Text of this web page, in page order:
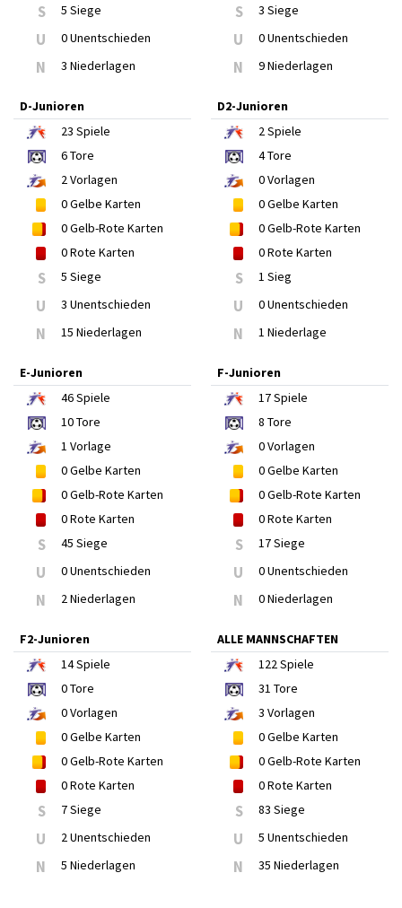
S 5 Siege
U 0 Unentschieden
N 3 Niederlagen
S 3 Siege
U 0 Unentschieden
N 9 Niederlagen
D-Junioren
23 Spiele
6Tore
2Vorlagen
0Gelbe Karten
0Gelb-Rote Karten
0Rote Karten
S 5 Siege
U 3 Unentschieden
N 15 Niederlagen
D2-Junioren
2Spiele
4Tore
0Vorlagen
0Gelbe Karten
0Gelb-Rote Karten
0Rote Karten
S 1 Sieg
U 0 Unentschieden
N 1 Niederlage
E-Junioren
46Spiele
10Tore
1 Vorlage
0Gelbe Karten
0Gelb-Rote Karten
0Rote Karten
S 45 Siege
U 0 Unentschieden
N 2 Niederlagen
F-Junioren
17Spiele
8 Tore
0Vorlagen
0Gelbe Karten
0Gelb-Rote Karten
0Rote Karten
S 17 Siege
U 0 Unentschieden
N 0 Niederlagen
F2-Junioren
14Spiele
0Tore
0Vorlagen
0Gelbe Karten
0Gelb-Rote Karten
0Rote Karten
S 7 Siege
U 2 Unentschieden
N 5 Niederlagen
ALLE MANNSCHAFTEN
122Spiele
31 Tore
3 Vorlagen
0Gelbe Karten
0Gelb-Rote Karten
0Rote Karten
S 83 Siege
U 5 Unentschieden
N 35 Niederlagen